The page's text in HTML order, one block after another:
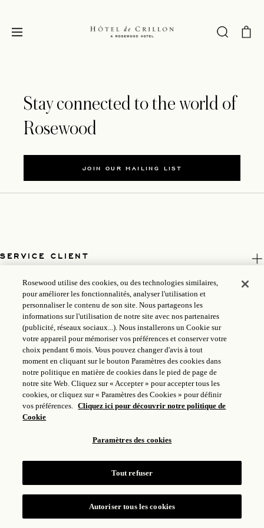
Stay connected to the world of
Rosewood
JOIN OUR MAILING LIST
SERVICE CLIENT
MONDE DE ROSEWOOD
SUIVRE
LÉGAL
ICP LICENSE: 17035714
GONGAN BEIAN: 31010102004896
Rosewood utilise des cookies, ou des technologies similaires,
pour améliorer les fonctionnalités, analyser l'utilisation et
personnaliser le contenu de son site. Nous partageons les
informations sur l'utilisation de notre site avec nos partenaires
(publicité, réseaux sociaux...). Nous installerons un Cookie sur
votre appareil pour mémoriser vos préférences et conserver votre
choix pendant 6 mois. Vous pouvez changer d'avis à tout
moment en cliquant sur le bouton Paramètres des cookies dans
notre politique en matière de cookies dans le pied de page de
notre site Web. Cliquez sur « Accepter » pour accepter tous les
cookies, or cliquez sur « Paramètres des Cookies » pour définir
vos préférences. Cliquez ici pour découvrir notre politique de
Cookie
Paramètres des cookies
Tout refuser
Autoriser tous les cookies